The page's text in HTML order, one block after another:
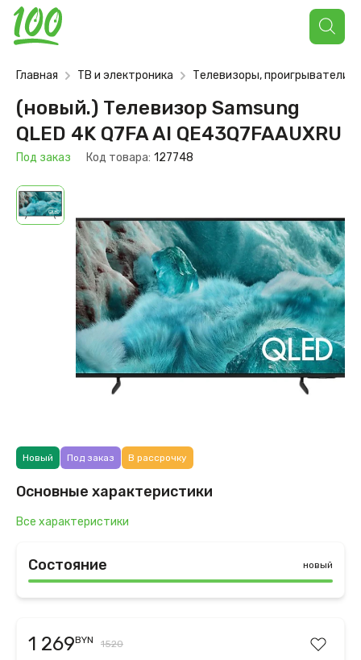
Поиск
товаров
Главная ТВ и электроника Телевизоры, проигрыватели
(новый.) Телевизор Samsung
QLED 4K Q7FA AI QE43Q7FAAUXRU
Под заказ Код товара: 127748
Новый Под заказ В рассрочку
Основные характеристики
Все характеристики
Состояние новый
1 269BYN 1520